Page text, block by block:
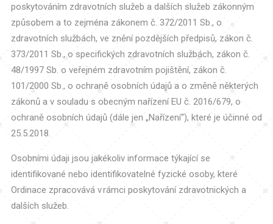
poskytováním zdravotních služeb a dalších služeb zákonným
způsobem a to zejména zákonem č. 372/2011 Sb., o
zdravotních službách, ve znění pozdějších předpisů, zákon č.
373/2011 Sb., o specifických zdravotních službách, zákon č.
48/1997 Sb. o veřejném zdravotním pojištění, zákon č.
101/2000 Sb., o ochraně osobních údajů a o změně některých
zákonů a v souladu s obecným nařízení EU č. 2016/679, o
ochraně osobních údajů (dále jen „Nařízení“), které je účinné od
25.5.2018.
Osobními údaji jsou jakékoliv informace týkající se
identifikované nebo identifikovatelné fyzické osoby, které
Ordinace zpracovává v rámci poskytování zdravotnických a
dalších služeb.